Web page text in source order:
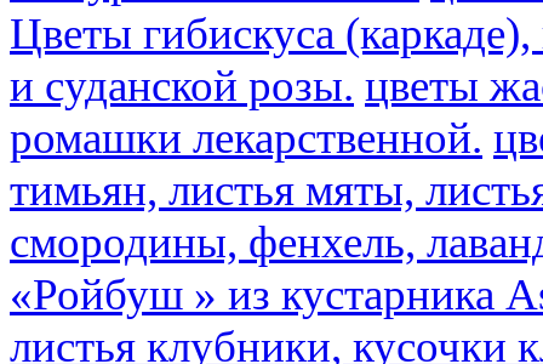
Цветы гибискуса
и суданской розы. цветы
ромашки лекарственной.
тимьян, листья мяты,
смородины, фенхель,
«Ройбуш » из кустарника
листья клубники, кусочки